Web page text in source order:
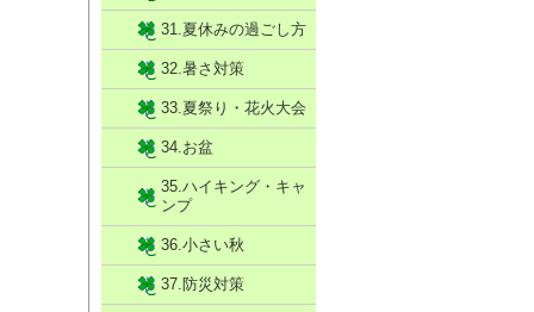
31.夏休みの過ごし方
32.暑さ対策
33.夏祭り・花火大会
34.お盆
35.ハイキング・キャ
ンプ
36.小さい秋
37.防災対策